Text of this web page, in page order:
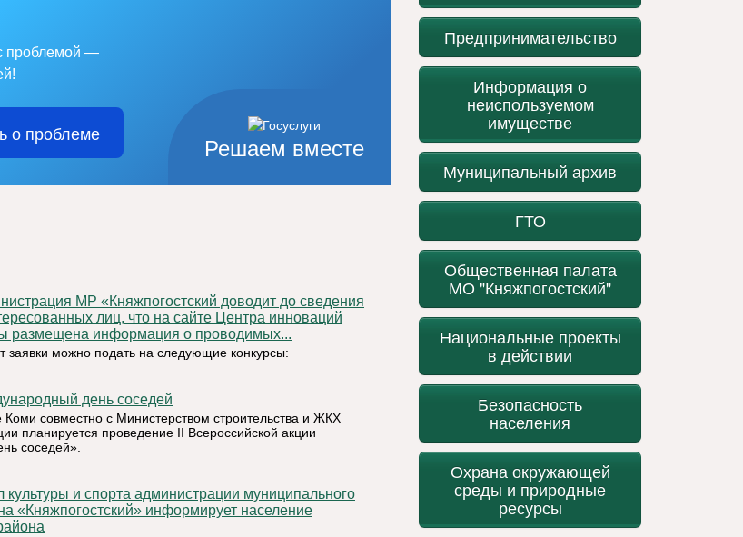
Решаем вместе
проблемой —
о проблеме
лиц, что на сайте Центра инноваций
размещена информация о проводимых...
заявки можно подать на следующие конкурсы:
день соседей
Коми совместно с Министерством строительства и ЖКХ
планируется проведение II Всероссийской акции
соседей».
«Княжпогостский» информирует население
Предпринимательство
Информация о
неиспользуемом
имуществе
Муниципальный архив
ГТО
Общественная палата
МО "Княжпогостский"
Национальные проекты
в действии
Безопасность
населения
Охрана окружающей
среды и природные
ресурсы